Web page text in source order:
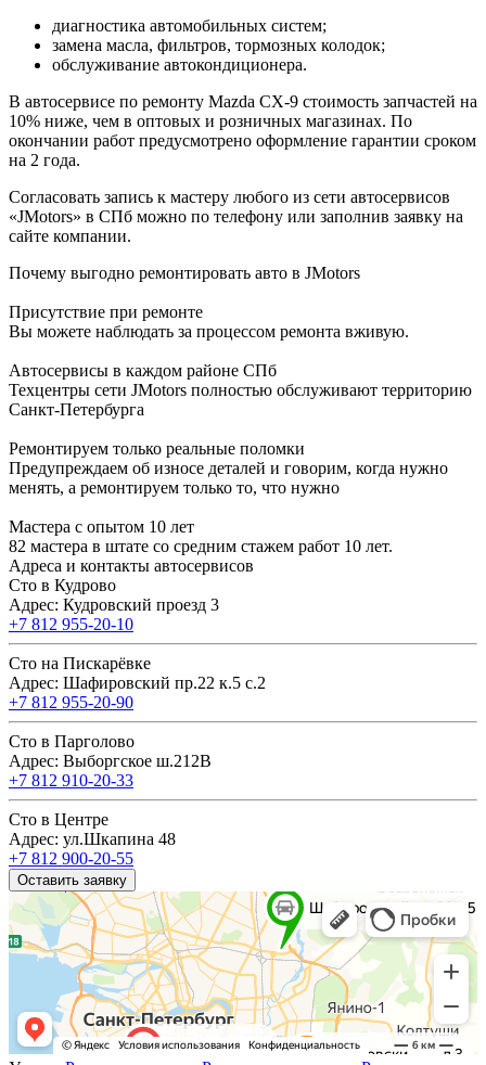
диагностика автомобильных систем;
замена масла, фильтров, тормозных колодок;
обслуживание автокондиционера.
В автосервисе по ремонту Mazda CX-9 стоимость запчастей на
10% ниже, чем в оптовых и розничных магазинах. По
окончании работ предусмотрено оформление гарантии сроком
на 2 года.
Согласовать запись к мастеру любого из сети автосервисов
«JMotors» в СПб можно по телефону или заполнив заявку на
сайте компании.
Почему выгодно ремонтировать авто в JMotors
Присутствие при ремонте
Вы можете наблюдать за процессом ремонта вживую.
Автосервисы в каждом районе СПб
Техцентры сети JMotors полностью обслуживают территорию
Санкт-Петербурга
Ремонтируем только реальные поломки
Предупреждаем об износе деталей и говорим, когда нужно
менять, а ремонтируем только то, что нужно
Мастера с опытом 10 лет
82 мастера в штате со средним стажем работ 10 лет.
Адреса и контакты автосервисов
Сто в Кудрово
Адрес: Кудровский проезд 3
+7 812 955-20-10
Сто на Пискарёвке
Адрес: Шафировский пр.22 к.5 с.2
+7 812 955-20-90
Сто в Парголово
Адрес: Выборгское ш.212В
+7 812 910-20-33
Сто в Центре
Адрес: ул.Шкапина 48
+7 812 900-20-55
Оставить заявку